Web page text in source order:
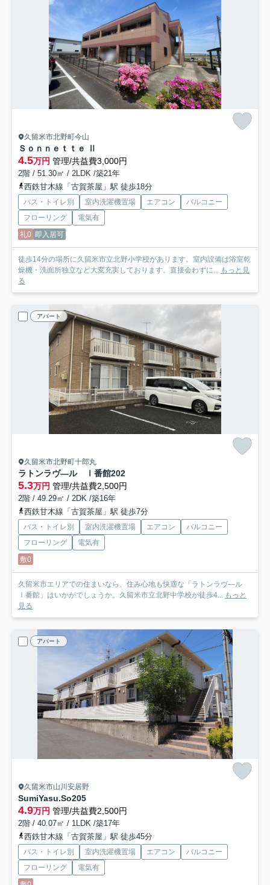
久留米市北野町今山
Ｓｏｎｎｅｔｔｅ Ⅱ
4.5万円 管理/共益費3,000円
2階 / 51.30㎡ / 2LDK /築21年
西鉄甘木線「古賀茶屋」駅 徒歩18分
バス・トイレ別 室内洗濯機置場 エアコン
バルコニー
フローリング
電気有
礼0 即入居可
徒歩14分の場所に久留米市立北野小学校があります。室内設備は浴室乾
燥機・洗面所独立など大変充実しております。直接会わずに...
もっと見
る
アパート
久留米市北野町十郎丸
ラトンラヴ―ル Ⅰ番館202
5.3万円 管理/共益費2,500円
2階 / 49.29㎡ / 2DK /築16年
西鉄甘木線「古賀茶屋」駅 徒歩7分
バス・トイレ別 室内洗濯機置場 エアコン
バルコニー
フローリング
電気有
敷0
久留米市エリアでの住まいなら、住み心地も快適な「ラトンラヴ―ル
Ⅰ番館」はいかがでしょうか。久留米市立北野中学校が徒歩4...
もっと
見る
アパート
久留米市山川安居野
SumiYasu.So205
4.9万円 管理/共益費2,500円
2階 / 40.07㎡ / 1LDK /築17年
西鉄甘木線「古賀茶屋」駅 徒歩45分
バス・トイレ別 室内洗濯機置場 エアコン
バルコニー
フローリング
電気有